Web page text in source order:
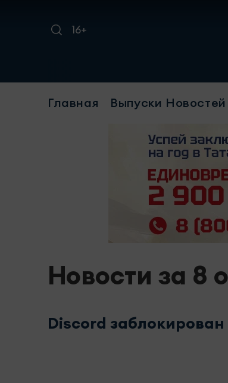
16+
Главная Выпуски Новостей
Новости за 8
Discord заблокирован